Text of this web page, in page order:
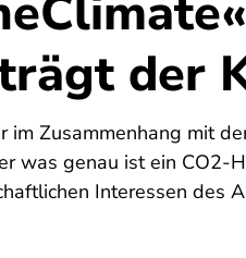
der
im Zusammenhang mit
was genau ist ein CO2-
Interessen des